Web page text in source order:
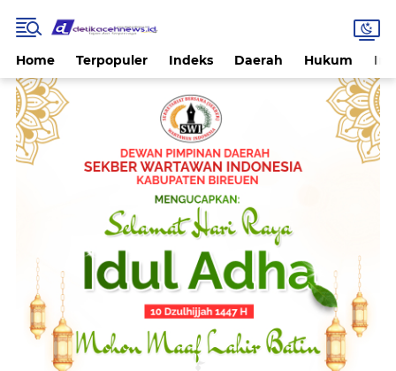
Home Terpopuler Indeks Daerah Hukum